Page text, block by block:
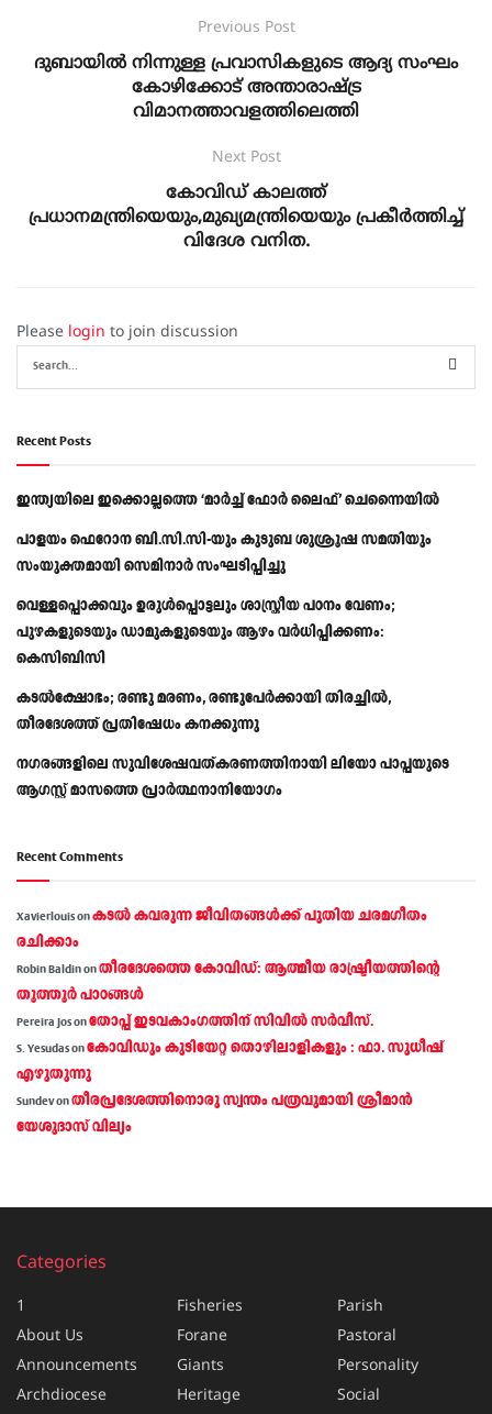
Previous Post
ദുബായില്‍ നിന്നുള്ള പ്രവാസികളുടെ ആദ്യ സംഘം
കോഴിക്കോട് അന്താരാഷ്ട്ര
വിമാനത്താവളത്തിലെത്തി
Next Post
കോവിഡ് കാലത്ത്
പ്രധാനമന്ത്രിയെയും,മുഖ്യമന്ത്രിയെയും പ്രകീര്‍ത്തിച്ച്
വിദേശ വനിത.
Please login to join discussion
Recent Posts
ഇന്ത്യയിലെ ഇക്കൊല്ലത്തെ ‘മാർച്ച് ഫോർ ലൈഫ്’ ചെന്നൈയിൽ
പാളയം ഫെറോന ബി.സി.സി-യും കുടുബ ശുശ്രൂഷ സമതിയും
സംയുക്തമായി സെമിനാർ സംഘടിപ്പിച്ചു
വെള്ളപ്പൊക്കവും ഉരുള്‍പ്പൊട്ടലും ശാസ്ത്രീയ പഠനം വേണം;
പുഴകളുടെയും ഡാമുകളുടെയും ആഴം വര്‍ധിപ്പിക്കണം:
കെസിബിസി
കടൽക്ഷോഭം; രണ്ടു മരണം, രണ്ടുപേർക്കായി തിരച്ചിൽ,
തീരദേശത്ത് പ്രതിഷേധം കനക്കുന്നു
നഗരങ്ങളിലെ സുവിശേഷവത്കരണത്തിനായി ലിയോ പാപ്പയുടെ
ആഗസ്റ്റ് മാസത്തെ പ്രാര്‍ത്ഥനാനിയോഗം
Recent Comments
Xavierlouisonകടല്‍ കവരുന്ന ജീവിതങ്ങള്‍ക്ക് പുതിയ ചരമഗീതം
രചിക്കാം
Robin Baldinonതീരദേശത്തെ കോവിഡ്: ആത്മീയ രാഷ്ട്രീയത്തിന്റെ
തൂത്തൂര്‍ പാഠങ്ങൾ
Pereira Josonതോപ്പ് ഇടവകാംഗത്തിന് സിവിൽ സർവീസ്.
S. Yesudasonകോവിഡും കുടിയേറ്റ തൊഴിലാളികളും : ഫാ. സുധീഷ്
എഴുതുന്നു
Sundevonതീരപ്രദേശത്തിനൊരു സ്വന്തം പത്രവുമായി ശ്രീമാന്‍
യേശുദാസ് വില്യം
Categories
1
About Us
Announcements
Archdiocese
Fisheries
Forane
Giants
Heritage
Parish
Pastoral
Personality
Social